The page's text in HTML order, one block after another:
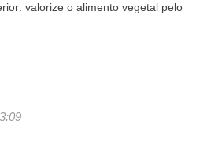
valorize o alimento vegetal pelo